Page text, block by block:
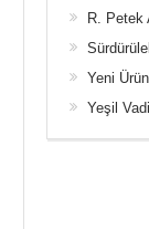
R. Petek
Yeni
Yeşil Vadi